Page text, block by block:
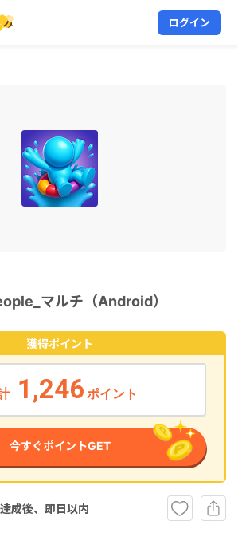
ログイン
マルチ（Android）
獲得ポイント
1,246 ポイント
今すぐポイントGET
成後、即日以内